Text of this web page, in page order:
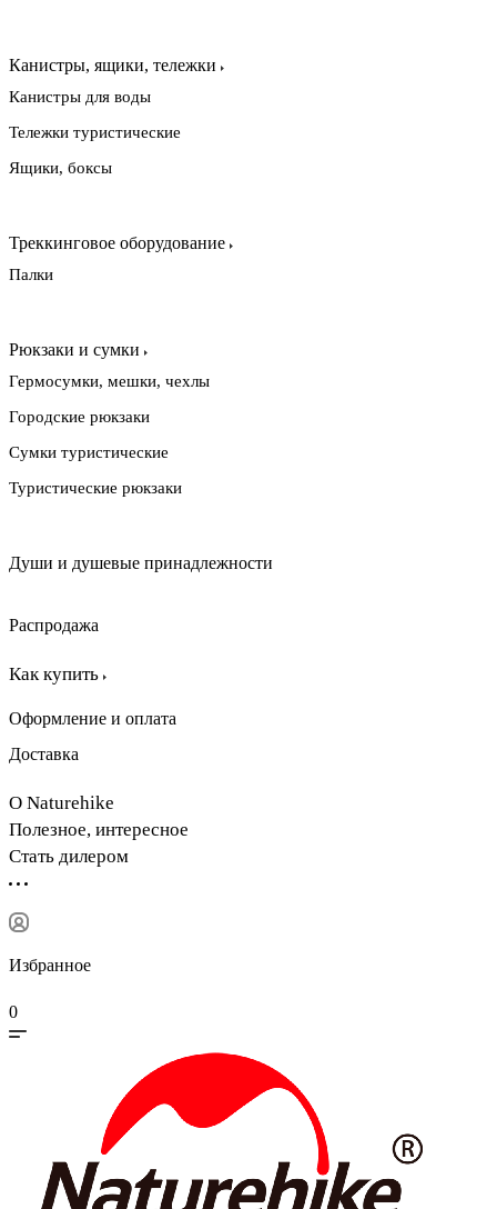
Канистры, ящики, тележки
Канистры для воды
Тележки туристические
Ящики, боксы
Треккинговое оборудование
Палки
Рюкзаки и сумки
Гермосумки, мешки, чехлы
Городские рюкзаки
Сумки туристические
Туристические рюкзаки
Души и душевые принадлежности
Распродажа
Как купить
Оформление и оплата
Доставка
О Naturehike
Полезное, интересное
Стать дилером
Избранное
0